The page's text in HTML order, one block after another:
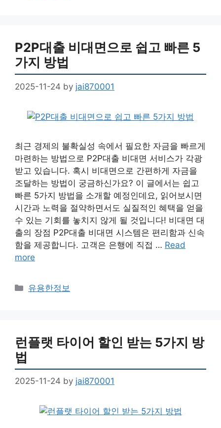
P2P대출 비대면으로 쉽고 빠른 5
가지 방법
2025-11-24 by jai870001
최근 경제의 불확실성 속에서 필요한 자금을 빠르게
마련하는 방법으로 P2P대출 비대면 서비스가 각광
받고 있습니다. 혹시 비대면으로 간편하게 자금을
조달하는 방법이 궁금하신가요? 이 글에서는 쉽고
빠른 5가지 방법을 소개할 예정인데요, 읽어보시면
시간과 노력을 절약하면서도 실질적인 혜택을 얻을
수 있는 기회를 놓치지 않게 될 것입니다! 비대면 대
출의 장점 P2P대출 비대면 시스템은 편리함과 신속
함을 제공합니다. 고객은 은행에 직접 … Read
more
Categories
유용한정보
런플랫 타이어 할인 받는 5가지 방
법
2025-11-24 by jai870001